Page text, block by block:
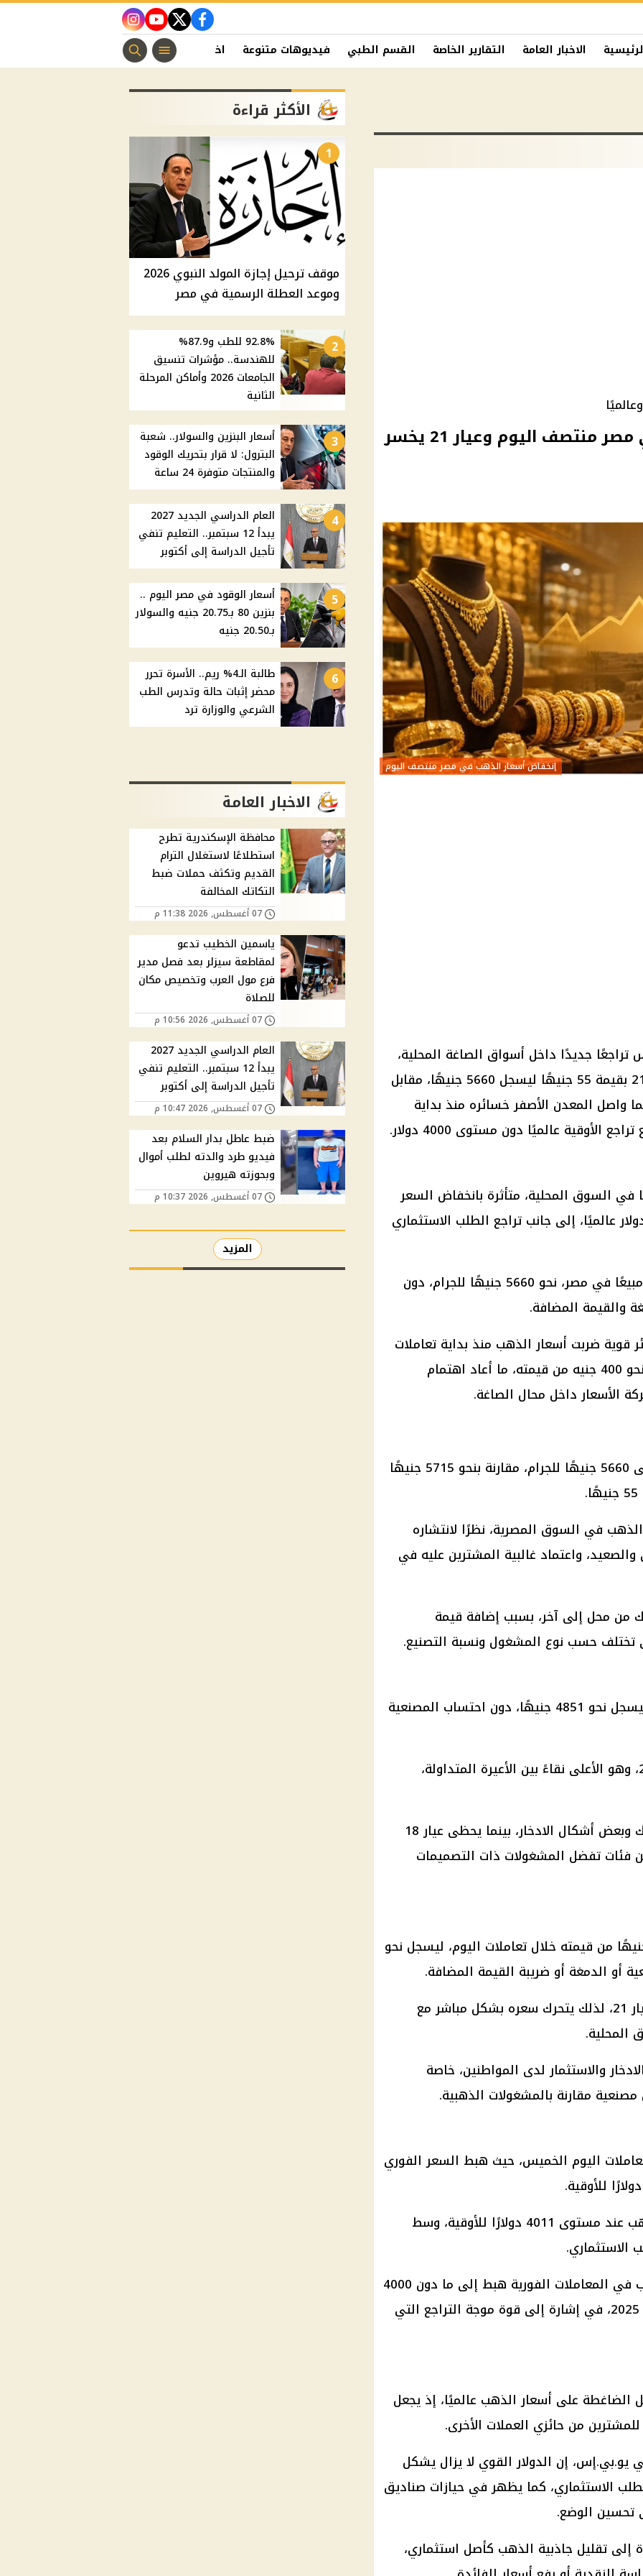
facebook
twitter
youtube
instagram
الاخبار العامة التقارير الخاصة القسم الطبي فيديوهات متنوعة اخبار الفن منوعات مسيحية
إنخفاض أسعار الذهب في مصر منتصف اليوم وعيار 21 يخسر
إنخفاض أسعار الذهب في مصر منتصف اليوم
جديدًا داخل أسواق الصاغة المحلية،
بعدما هبط سعر جرام الذهب عيار 21 بقيمة 55 جنيهًا ليسجل 5660 جنيهًا، مقابل
واصل المعدن الأصفر خسائره منذ بداية
في السوق المحلية، متأثرة بانخفاض السعر
عالميًا، إلى جانب تراجع الطلب الاستثماري
وسجل عيار 21، وهو الأكثر تداولًا ومبيعًا في مصر، نحو 5660 جنيهًا للجرام، دون
والقيمة المضافة.
قوية ضربت أسعار الذهب منذ بداية تعاملات
الأسبوع الجاري، حيث فقد عيار 21 نحو 400 جنيه من قيمته، ما أعاد اهتمام
الأسعار داخل محال الصاغة.
اليوم إلى 5660 جنيهًا للجرام، مقارنة بنحو 5715 جنيهًا
الذهب في السوق المصرية، نظرًا لانتشاره
واعتماد غالبية المشترين عليه في
من محل إلى آخر، بسبب إضافة قيمة
تختلف حسب نوع المشغول ونسبة التصنيع.
ليسجل نحو 4851 جنيهًا، دون احتساب المصنعية
، وهو الأعلى نقاءً بين الأعيرة المتداولة،
وبعض أشكال الادخار، بينما يحظى عيار 18
فئات تفضل المشغولات ذات التصميمات
تعاملات اليوم، ليسجل نحو
8 جرامات من عيار 21، لذلك يتحرك سعره بشكل مباشر مع
المحلية.
والاستثمار لدى المواطنين، خاصة
مقارنة بالمشغولات الذهبية.
اليوم الخميس، حيث هبط السعر الفوري
واستقرت أسعار العقود الآجلة للذهب عند مستوى 4011 دولارًا للأوقية، وسط
الاستثماري.
في المعاملات الفورية هبط إلى ما دون 4000
للأونصة لأول مرة منذ نوفمبر 2025، في إشارة إلى قوة موجة التراجع التي
الضاغطة على أسعار الذهب عالميًا، إذ يجعل
من حائزي العملات الأخرى.
يو.بي.إس، إن الدولارالقوي لا يزال يشكل
الاستثماري، كما يظهر في حيازات صناديق
تحسين الوضع.
إلى تقليل جاذبية الذهب كأصل استثماري،
الأكثر قراءة
1
موقف ترحيل إجازة المولد النبوي 2026
وموعد العطلة الرسمية في مصر
2
92.8% للطب و87.9%
للهندسة.. مؤشرات تنسيق
الجامعات 2026 وأماكن المرحلة
الثانية
3
أسعار البنزين والسولار.. شعبة
البترول: لا قرار بتحريك الوقود
والمنتجات متوفرة 24 ساعة
4
العام الدراسي الجديد 2027
يبدأ 12 سبتمبر.. التعليم تنفي
تأجيل الدراسة إلى أكتوبر
5
أسعار الوقود في مصر اليوم ..
بنزين 80 بـ20.75 جنيه والسولار
بـ20.50 جنيه
6
طالبة الـ4% ريم.. الأسرة تحرر
محضر إثبات حالة وتدرس الطب
الشرعي والوزارة ترد
الاخبار العامة
محافظة الإسكندرية تطرح
استطلاعًا لاستغلال الترام
القديم وتكثف حملات ضبط
التكاتك المخالفة
07 أغسطس, 2026 11:38 م
ياسمين الخطيب تدعو
لمقاطعة سيزلر بعد فصل مدير
فرع مول العرب وتخصيص مكان
للصلاة
07 أغسطس, 2026 10:56 م
العام الدراسي الجديد 2027
يبدأ 12 سبتمبر.. التعليم تنفي
تأجيل الدراسة إلى أكتوبر
07 أغسطس, 2026 10:47 م
ضبط عاطل بدار السلام بعد
فيديو طرد والدته لطلب أموال
وبحوزته هيروين
07 أغسطس, 2026 10:37 م
المزيد